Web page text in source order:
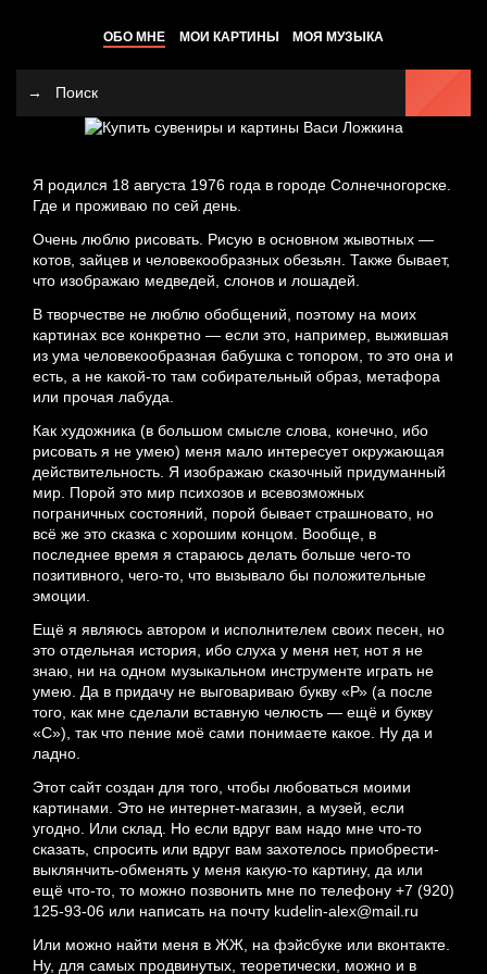
ОБО МНЕ МОИ КАРТИНЫ МОЯ МУЗЫКА
Я родился 18 августа 1976 года в городе Солнечногорске.
Где и проживаю по сей день.
Очень люблю рисовать. Рисую в основном жывотных —
котов, зайцев и человекообразных обезьян. Также бывает,
что изображаю медведей, слонов и лошадей.
В творчестве не люблю обобщений, поэтому на моих
картинах все конкретно — если это, например, выжившая
из ума человекообразная бабушка с топором, то это она и
есть, а не какой-то там собирательный образ, метафора
или прочая лабуда.
Как художника (в большом смысле слова, конечно, ибо
рисовать я не умею) меня мало интересует окружающая
действительность. Я изображаю сказочный придуманный
мир. Порой это мир психозов и всевозможных
пограничных состояний, порой бывает страшновато, но
всё же это сказка с хорошим концом. Вообще, в
последнее время я стараюсь делать больше чего-то
позитивного, чего-то, что вызывало бы положительные
эмоции.
Ещё я являюсь автором и исполнителем своих песен, но
это отдельная история, ибо слуха у меня нет, нот я не
знаю, ни на одном музыкальном инструменте играть не
умею. Да в придачу не выговариваю букву «Р» (а после
того, как мне сделали вставную челюсть — ещё и букву
«С»), так что пение моё сами понимаете какое. Ну да и
ладно.
Этот сайт создан для того, чтобы любоваться моими
картинами. Это не интернет-магазин, а музей, если
угодно. Или склад. Но если вдруг вам надо мне что-то
сказать, спросить или вдруг вам захотелось приобрести-
выклянчить-обменять у меня какую-то картину, да или
ещё что-то, то можно позвонить мне по телефону +7 (920)
125-93-06 или написать на почту kudelin-alex@mail.ru
Или можно найти меня в ЖЖ, на фэйсбуке или вконтакте.
Ну, для самых продвинутых, теоретически, можно и в